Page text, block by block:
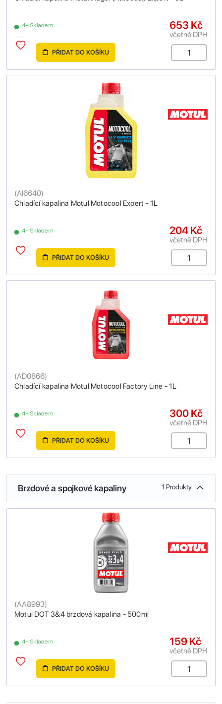
4+ Skladem 653 Kč
včetně DPH
PŘIDAT DO KOŠÍKU
Chladící kapalina Motul Motocool Expert - 1L
(AI6640)
4+ Skladem 204 Kč
včetně DPH
PŘIDAT DO KOŠÍKU
Chladící kapalina Motul Motocool Factory Line - 1L
(AD0866)
4+ Skladem 300 Kč
včetně DPH
PŘIDAT DO KOŠÍKU
Brzdové a spojkové kapaliny 1 Produkty
Motul DOT 3&4 brzdová kapalina - 500ml
(AA8993)
4+ Skladem 159 Kč
včetně DPH
PŘIDAT DO KOŠÍKU